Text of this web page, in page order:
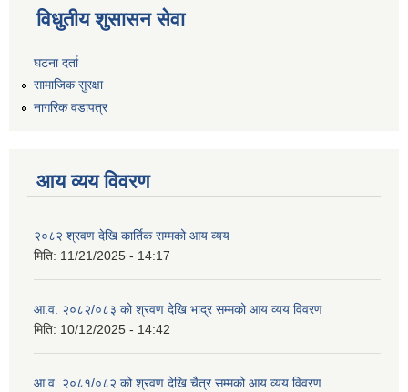
विधुतीय शुसासन सेवा
घटना दर्ता
सामाजिक सुरक्षा
नागरिक वडापत्र
आय व्यय विवरण
२०८२ श्रवण देखि कार्तिक सम्मको आय व्यय
मिति: 11/21/2025 - 14:17
आ.व. २०८२/०८३ को श्रवण देखि भाद्र सम्मको आय व्यय विवरण
मिति: 10/12/2025 - 14:42
आ.व. २०८१/०८२ को श्रवण देखि चैत्र सम्मको आय व्यय विवरण